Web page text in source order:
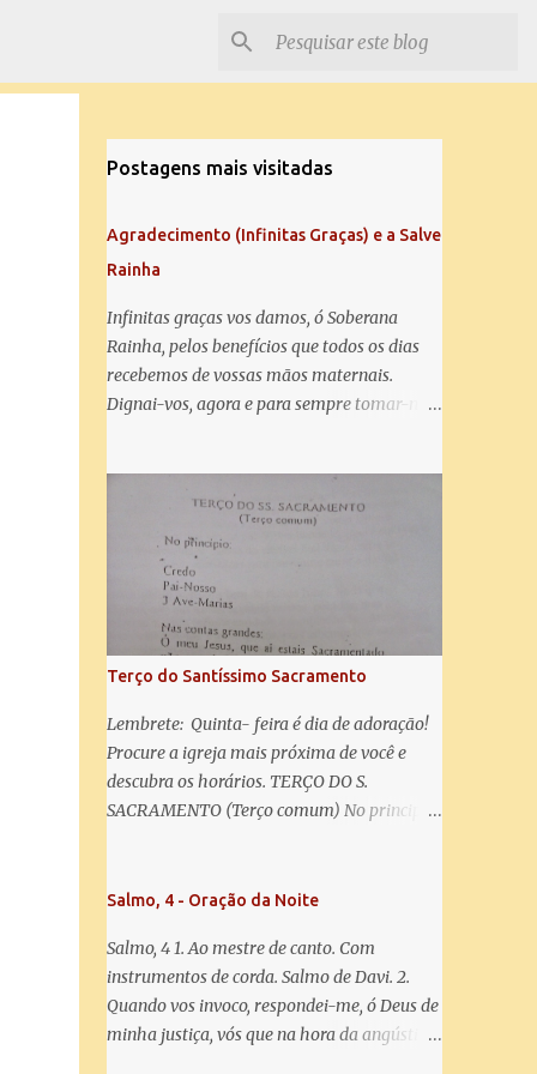
Postagens mais visitadas
Agradecimento (Infinitas Graças) e a Salve
Rainha
Infinitas graças vos damos, ó Soberana
Rainha, pelos benefícios que todos os dias
recebemos de vossas mãos maternais.
Dignai-vos, agora e para sempre tomar-nos
Salve Rainha: Salve Rainha , Mãe de
misericórdia, vida, doçura, esperança nossa,
salve! A vós bradamos os degredados filhos
de Eva, a vós suspiramos, gemendo e
chorando neste vale de lágrimas. Eia, pois,
Advogada nossa, estes vossos olhos
misericordiosos a nós volvei, e depois deste
desterro, mostrai-nos Jesus. Bendito é o
fruto do vosso ventre, ó clemente, ó piedosa,
ó doce e sempre Virgem Maria. Rogai por
nós Santa Mãe de Deus. Para que sejamos
dignos das promessas de Cristo. Amém.
Terço do Santíssimo Sacramento
Lembrete: Quinta- feira é dia de adoração!
Procure a igreja mais próxima de você e
descubra os horários. TERÇO DO S.
SACRAMENTO (Terço comum) No principio:
Sacramentado, não permitais que eu viva
coração ao Vosso e o Vosso ao meu, e, nem
sem Vós morra eu! Nas contas pequenas:
Sacramento de Amor! Misericórdia Senhor!
Glória ao Pai: Cristo pão da vida e remédio
Salmo, 4 - Oração da Noite
Salmo, 4 1. Ao mestre de canto. Com
instrumentos de corda. Salmo de Davi. 2.
Quando vos invoco, respondei-me, ó Deus de
minha justiça, vós que na hora da angústia